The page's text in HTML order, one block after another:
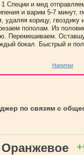
1 Специи и мед
и варим 5-7 минут,
удаляя корицу, гвоздику
пополам. Из
Перемешиваем.
бокал. Быстрый и
Напитки
по связям с
Оранжевое